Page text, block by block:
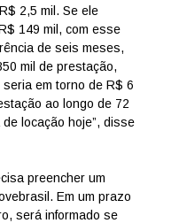
2,5 mil. Se ele
149 mil, com esse
de seis meses,
mil de prestação,
em torno de R$ 6
ao longo de 72
locação hoje”, disse
preencher um
Em um prazo
será informado se